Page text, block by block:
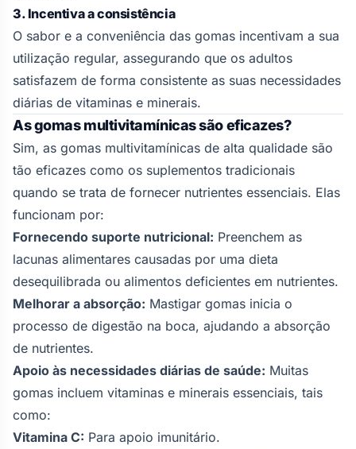
3. Incentiva a consistência
O sabor e a conveniência das gomas incentivam a sua
utilização regular, assegurando que os adultos
satisfazem de forma consistente as suas necessidades
diárias de vitaminas e minerais.
As gomas multivitamínicas são eficazes?
Sim, as gomas multivitamínicas de alta qualidade são
tão eficazes como os suplementos tradicionais
quando se trata de fornecer nutrientes essenciais. Elas
funcionam por:
Fornecendo suporte nutricional: Preenchem as
lacunas alimentares causadas por uma dieta
desequilibrada ou alimentos deficientes em nutrientes.
Melhorar a absorção: Mastigar gomas inicia o
processo de digestão na boca, ajudando a absorção
de nutrientes.
Apoio às necessidades diárias de saúde: Muitas
gomas incluem vitaminas e minerais essenciais, tais
como:
Vitamina C: Para apoio imunitário.